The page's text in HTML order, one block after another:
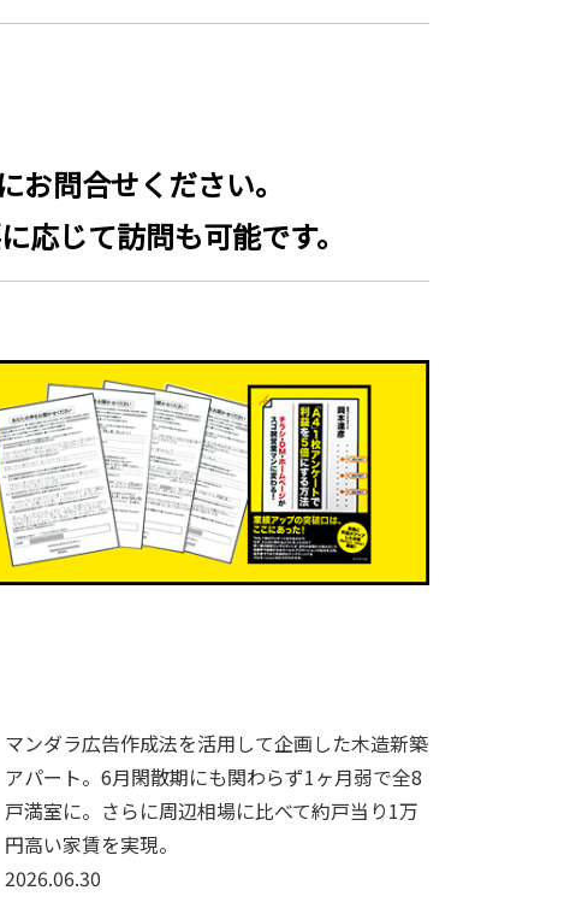
お問合せください。
応じて訪問も可能です。
マンダラ広告作成法を活用して企画した木造新築
アパート。6月閑散期にも関わらず1ヶ月弱で全8
戸満室に。さらに周辺相場に比べて約戸当り1万
円高い家賃を実現。
2026.06.30